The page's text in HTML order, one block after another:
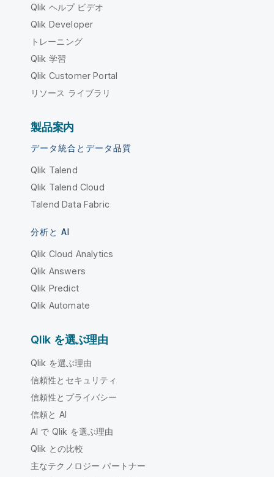
Qlik ヘルプ ビデオ
Qlik Developer
トレーニング
Qlik 学習
Qlik Customer Portal
リソース ライブラリ
製品案内
データ統合とデータ品質
Qlik Talend
Qlik Talend Cloud
Talend Data Fabric
分析と AI
Qlik Cloud Analytics
Qlik Answers
Qlik Predict
Qlik Automate
Qlik を選ぶ理由
Qlik を選ぶ理由
信頼性とセキュリティ
信頼性とプライバシー
信頼と AI
AI で Qlik を選ぶ理由
Qlik との比較
主なテクノロジー パートナー